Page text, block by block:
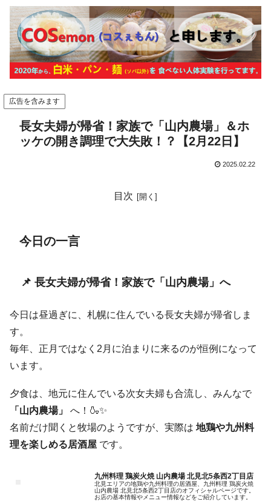
広告を含みます
長女夫婦が帰省！家族で「山内農場」＆ホ
ッケの開き調理で大失敗！？【2月22日】
2025.02.22
目次
今日の一言
📌 長女夫婦が帰省！家族で「山内農場」へ
今日は昼過ぎに、札幌に住んでいる長女夫婦が帰省しま
す。
毎年、正月ではなく2月に泊まりに来るのが恒例になって
います。
夕食は、地元に住んでいる次女夫婦も合流し、みんなで
「山内農場」
へ！🍶✨
名前だけ聞くと牧場のようですが、実際は 地鶏や九州料
理を楽しめる居酒屋 です。
九州料理 鶏炭火焼 山内農場 北見北5条西2丁目店
北見エリアの地鶏や九州料理の居酒屋、九州料理 鶏炭火焼
山内農場 北見北5条西2丁目店のオフィシャルページです。
お店の基本情報やメニュー情報などをご紹介しています。